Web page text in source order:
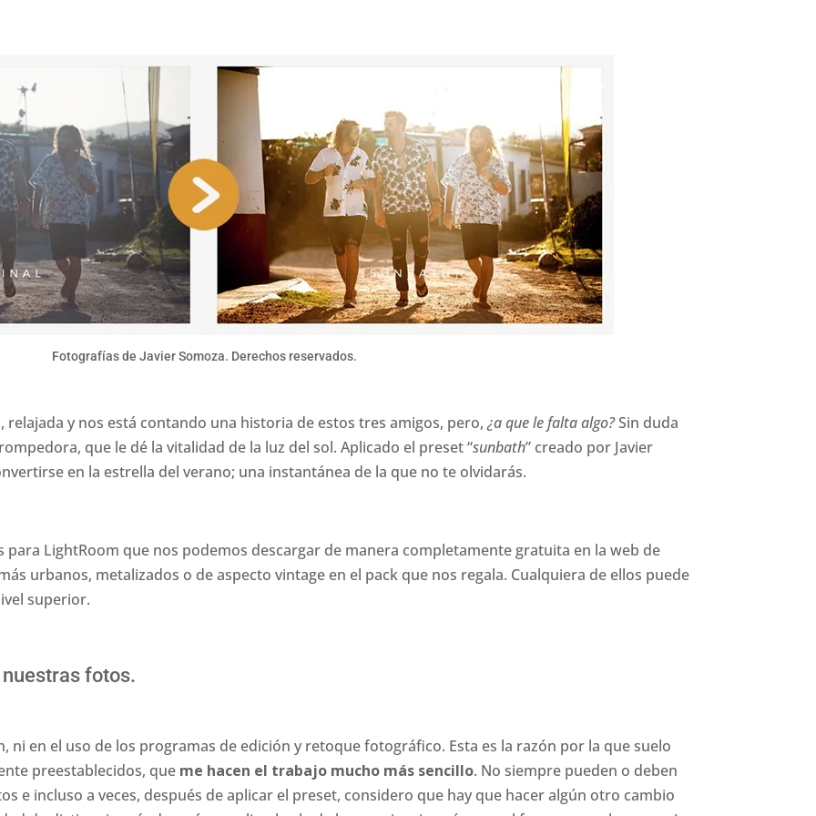
Fotografías de Javier Somoza. Derechos reservados.
relajada y nos está contando una historia de estos tres amigos, pero,¿a que le falta algo?Sin duda
que le dé la vitalidad de la luz del sol. Aplicado el preset “sunbath” creado por Javier
en la estrella del verano; una instantánea de la que no te olvidarás.
para LightRoom que nos podemos descargar de manera completamente gratuita en la web de
urbanos, metalizados o de aspecto vintage en el pack que nos regala. Cualquiera de ellos puede
superior.
fotos.
ni en el uso de los programas de edición y retoque fotográfico. Esta es la razón por la que suelo
preestablecidos, que me hacen el trabajo mucho más sencillo. No siempre pueden o deben
e incluso a veces, después de aplicar el preset, considero que hay que hacer algún otro cambio